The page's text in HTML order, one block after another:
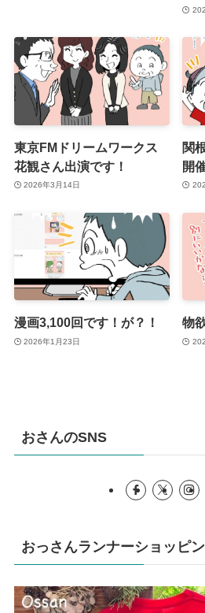
東京FMドリームワークス
花観さん出演です！
2026年3月14日
関
開
漫画3,100回です！が？！
2026年1月23日
物
おさんのSNS
おっさんランナーショッピ